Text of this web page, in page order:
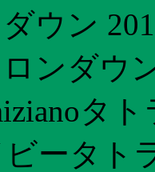
ウン
ンダウ
タ
ビータ